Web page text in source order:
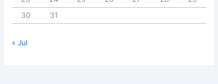
30
31
« Jul